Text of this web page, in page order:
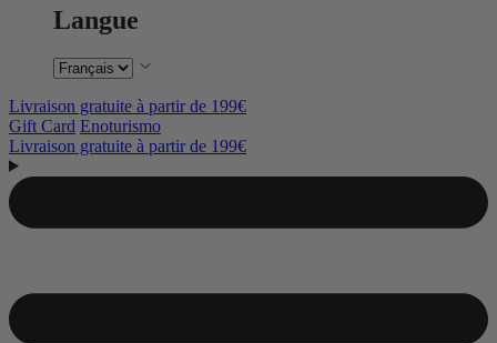
Langue
Livraison gratuite à partir de 199€
Gift Card Enoturismo
Livraison gratuite à partir de 199€